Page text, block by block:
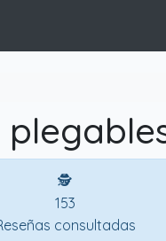
🕵
153
consultadas